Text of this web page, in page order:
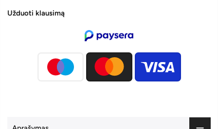
Užduoti klausimą